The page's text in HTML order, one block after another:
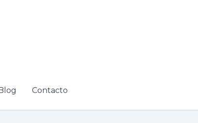
Contacto